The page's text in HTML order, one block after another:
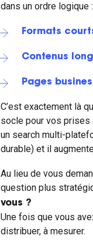
dans un ordre logique :
Formats
Contenus
Pages
C’est exactement là
socle pour vos prises
un search multi-
durable) et il
Au lieu de vous
question plus
vous ?
Une fois que vous
distribuer, à mesurer.